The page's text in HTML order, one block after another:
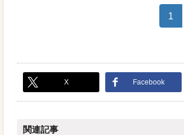
1
X Facebook
関連記事